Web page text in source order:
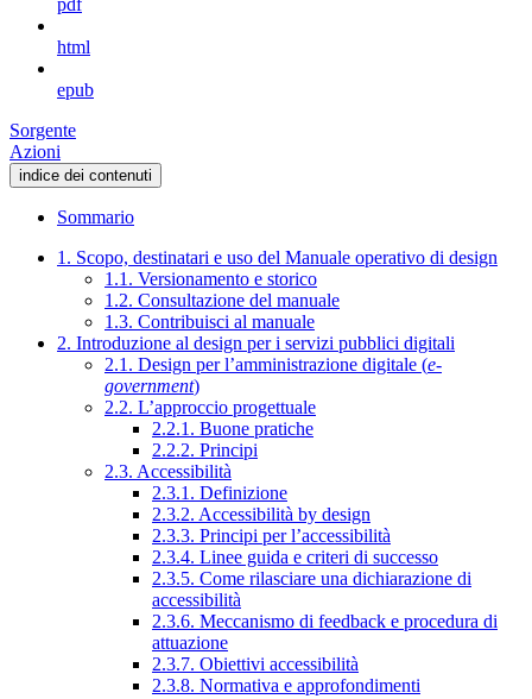
pdf
html
epub
Sorgente
Azioni
indice dei contenuti
Sommario
1. Scopo, destinatari e uso del Manuale operativo di design
1.1. Versionamento e storico
1.2. Consultazione del manuale
1.3. Contribuisci al manuale
2. Introduzione al design per i servizi pubblici digitali
2.1. Design per l’amministrazione digitale (e-
government)
2.2. L’approccio progettuale
2.2.1. Buone pratiche
2.2.2. Principi
2.3. Accessibilità
2.3.1. Definizione
2.3.2. Accessibilità by design
2.3.3. Principi per l’accessibilità
2.3.4. Linee guida e criteri di successo
2.3.5. Come rilasciare una dichiarazione di
accessibilità
2.3.6. Meccanismo di feedback e procedura di
attuazione
2.3.7. Obiettivi accessibilità
2.3.8. Normativa e approfondimenti